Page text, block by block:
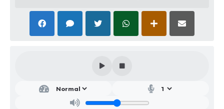
Formulários
Conselhos Municipais